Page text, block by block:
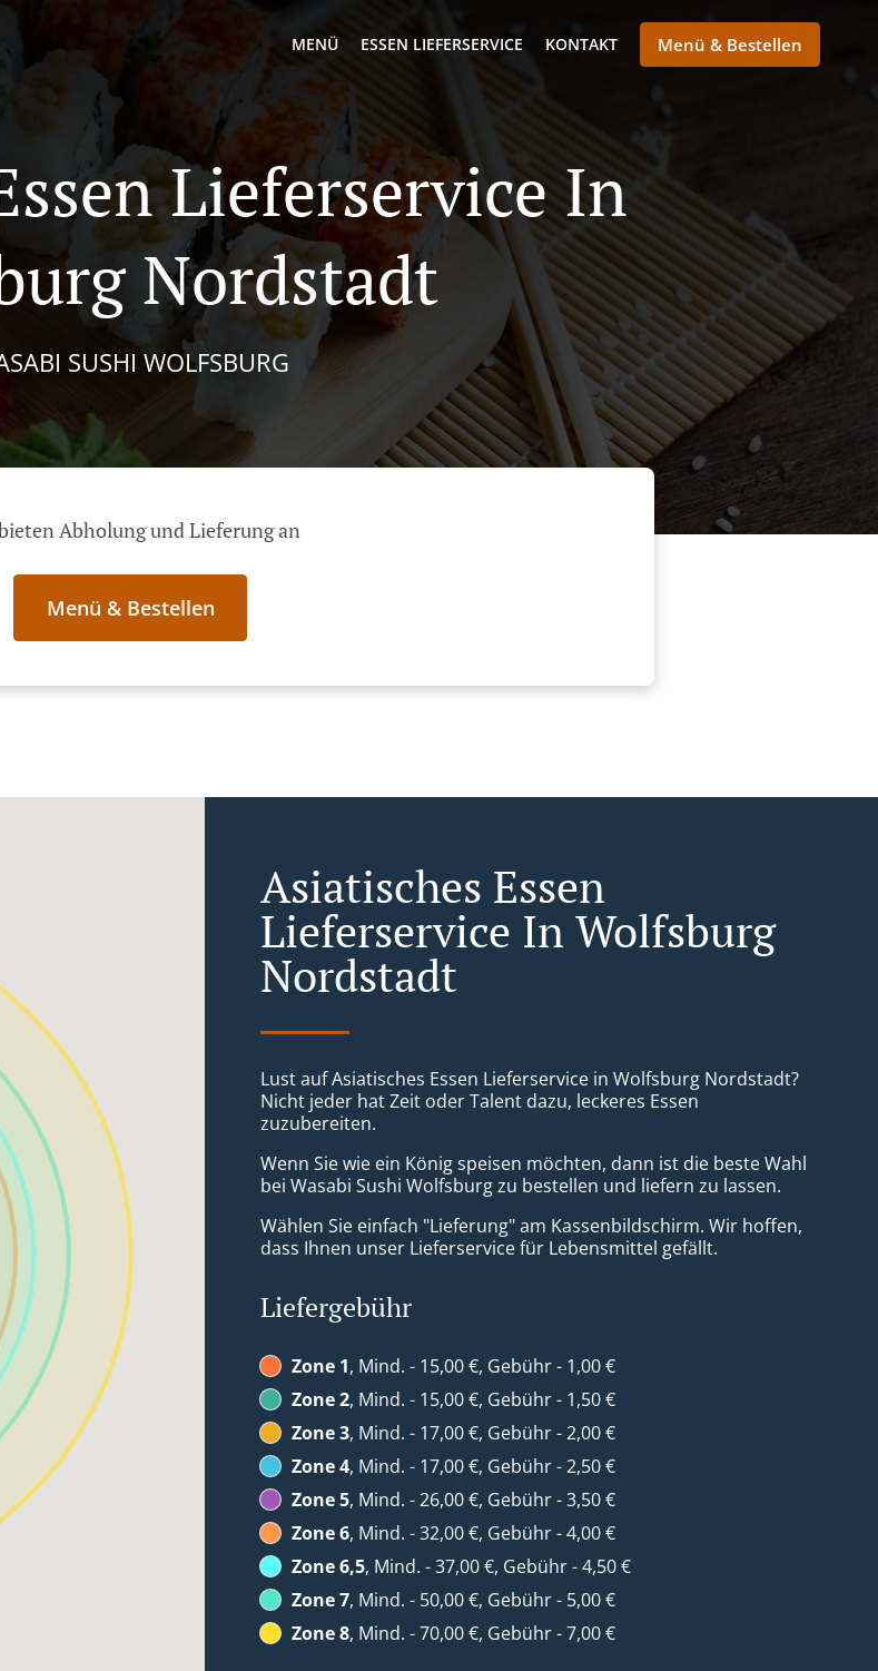
MENÜ ESSEN LIEFERSERVICE KONTAKT Menü & Bestellen
Lieferservice In
Nordstadt
SUSHI WOLFSBURG
Abholung und Lieferung an
Menü & Bestellen
Asiatisches Essen
Lieferservice In Wolfsburg
Nordstadt
Lust auf Asiatisches Essen Lieferservice in Wolfsburg Nordstadt?
Nicht jeder hat Zeit oder Talent dazu, leckeres Essen
zuzubereiten.
Wenn Sie wie ein König speisen möchten, dann ist die beste Wahl
bei Wasabi Sushi Wolfsburg zu bestellen und liefern zu lassen.
Wählen Sie einfach "Lieferung" am Kassenbildschirm. Wir hoffen,
dass Ihnen unser Lieferservice für Lebensmittel gefällt.
Liefergebühr
Zone 1, Mind. - 15,00 €, Gebühr - 1,00 €
Zone 2, Mind. - 15,00 €, Gebühr - 1,50 €
Zone 3, Mind. - 17,00 €, Gebühr - 2,00 €
Zone 4, Mind. - 17,00 €, Gebühr - 2,50 €
Zone 5, Mind. - 26,00 €, Gebühr - 3,50 €
Zone 6, Mind. - 32,00 €, Gebühr - 4,00 €
Zone 6,5, Mind. - 37,00 €, Gebühr - 4,50 €
Zone 7, Mind. - 50,00 €, Gebühr - 5,00 €
Zone 8, Mind. - 70,00 €, Gebühr - 7,00 €